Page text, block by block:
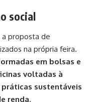
social
proposta de
na própria feira.
em bolsas e
voltadas à
sustentáveis
renda.